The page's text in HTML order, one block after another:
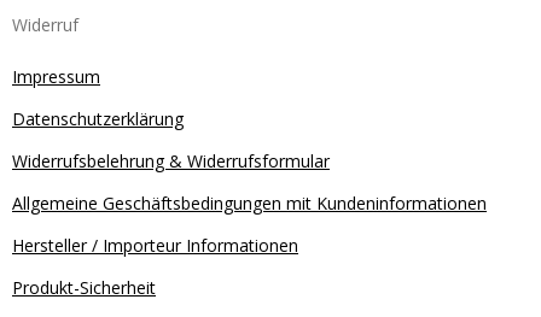
Widerruf
Impressum
Datenschutzerklärung
Widerrufsbelehrung & Widerrufsformular
Allgemeine Geschäftsbedingungen mit Kundeninformationen
Hersteller / Importeur Informationen
Produkt-Sicherheit